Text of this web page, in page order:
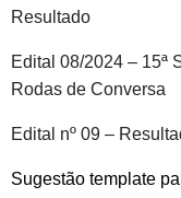
Resultado
Edital 08/2024 – 15ª
Rodas de Conversa
Edital nº 09 –
Sugestão template